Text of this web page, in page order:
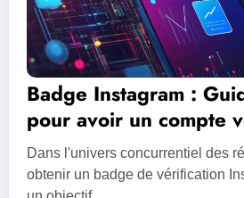
Badge Instagram :
pour avoir un compte
badge – Les erreurs
éviter lors de la
Dans l'univers concurrentiel des
obtenir un badge de vérification